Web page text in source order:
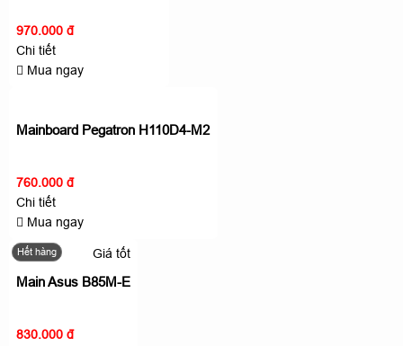
970.000 đ
Chi tiết
Mua ngay
Mainboard Pegatron H110D4-M2
760.000 đ
Chi tiết
Mua ngay
Giá tốt
Hết hàng
Main Asus B85M-E
830.000 đ